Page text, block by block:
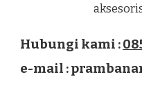
Hubungi kami :
e-mail :